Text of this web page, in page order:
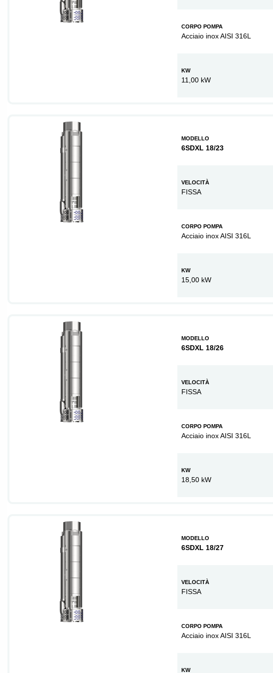
CORPO POMPA
Acciaio inox AISI 316L
KW
11,00 kW
MODELLO
6SDXL 18/23
VELOCITÀ
FISSA
CORPO POMPA
Acciaio inox AISI 316L
KW
15,00 kW
MODELLO
6SDXL 18/26
VELOCITÀ
FISSA
CORPO POMPA
Acciaio inox AISI 316L
KW
18,50 kW
MODELLO
6SDXL 18/27
VELOCITÀ
FISSA
CORPO POMPA
Acciaio inox AISI 316L
KW